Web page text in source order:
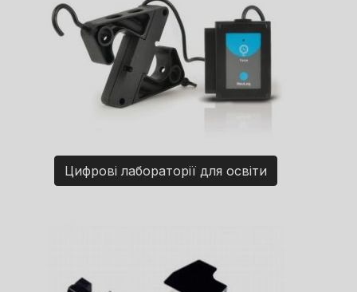
Цифрові лабораторії для освіти